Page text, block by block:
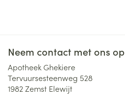
Neem contact met ons op
Apotheek Ghekiere
Tervuursesteenweg 528
1982 Zemst Elewijt